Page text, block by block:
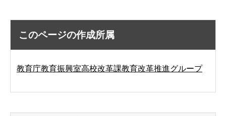
このページの作成所属
教育庁教育振興室高校改革課教育改革推進グループ